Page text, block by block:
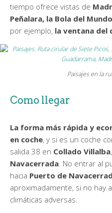
tiempo ofrece vistas de
Peñalara, la Bola del Mundo
por ejemplo, la ventana del
Paisajes en la
Como llegar
La forma más rápida y
en coche, y si es un coche
salida 38 en Collado Villalba
Navacerrada . No entrar al
hacia Puerto de
aproximadamente, si no hay
climáticas adversas.